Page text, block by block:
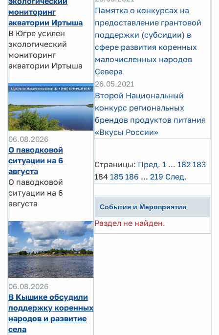
мониторинг
акватории Иртыша
В Югре усилен
экологический
мониторинг
акватории Иртыша
06.08.2026
О паводковой
ситуации на 6
августа
О паводковой
ситуации на 6
августа
06.08.2026
В Кышике обсудили
поддержку коренных
народов и развитие
села
Памятка о конкурсах на
предоставление грантовой
поддержки (субсидии) в
сфере развития коренных
малочисленных народов
Севера
26.05.2021
Второй Национальный
конкурс региональных
брендов продуктов питания
«Вкусы России»
Страницы: Пред. 1 ... 182 183
184 185 186 ... 219 След.
События и Мероприятия
Раздел не найден.